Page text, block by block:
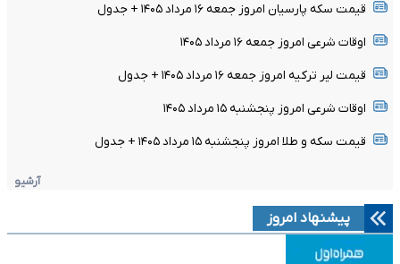
قیمت سکه پارسیان امروز جمعه ۱۶ مرداد ۱۴۰۵ + جدول
اوقات شرعی امروز جمعه ۱۶ مرداد ۱۴۰۵
قیمت لیر ترکیه امروز جمعه ۱۶ مرداد ۱۴۰۵ + جدول
اوقات شرعی امروز پنجشنبه ۱۵ مرداد ۱۴۰۵
قیمت سکه و طلا امروز پنجشنبه ۱۵ مرداد ۱۴۰۵ + جدول
آرشیو
پیشنهاد امروز